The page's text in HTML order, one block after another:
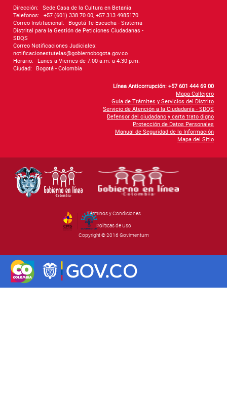
Dirección: Sede Casa de la Cultura en Betania
Telefonos: +57 (601) 338 70 00, +57 313 4985170
Correo Institucional:
Bogotá Te Escucha - Sistema
Distrital para la Gestión de Peticiones Ciudadanas -
SDQS
Correo Notificaciones Judiciales:
notificacionestutelas@gobiernobogota.gov.co
Horario:
Lunes a Viernes de 7:00 a.m. a 4:30 p.m.
Ciudad:
Bogotá - Colombia
Línea Anticorrupción: +57 601 444 69 00
Mapa Callejero
Guía de Trámites y Servicios del Distrito
Servicio de Atención a la Ciudadanía - SDQS
Defensor del ciudadano y carta trato digno
Protección de Datos Personales
Manual de Seguridad de la Información
Mapa del Sitio
Términos y Condiciones
Políticas de Uso
Copyright © 2016 Govimentum
By Govimentum